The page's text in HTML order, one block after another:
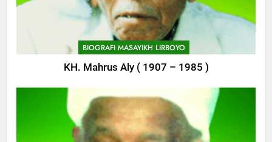
BIOGRAFI MASAYIKH LIRBOYO
KH. Mahrus Aly ( 1907 – 1985 )
Haflah Akhirussanah, Lirboyo
Gelar Pameran
POJOK LIRBOYO
751
Silaturahi dan Istighosah
Bersama Kapolda Jawa Timur
POJOK LIRBOYO